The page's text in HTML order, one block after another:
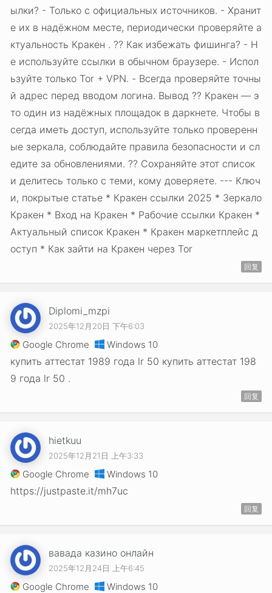
ылки? - Только с официальных источников. - Хранит
е их в надёжном месте, периодически проверяйте а
ктуальность Кракен . ?? Как избежать фишинга? - Н
е используйте ссылки в обычном браузере. - Испол
ьзуйте только Tor + VPN. - Всегда проверяйте точны
й адрес перед вводом логина. Вывод ?? Кракен — э
то один из надёжных площадок в даркнете. Чтобы в
сегда иметь доступ, используйте только проверенн
ые зеркала, соблюдайте правила безопасности и сл
едите за обновлениями. ?? Сохраняйте этот список
и делитесь только с теми, кому доверяете. --- Ключ
и, покрытые статье * Кракен ссылки 2025 * Зеркало
Кракен * Вход на Кракен * Рабочие ссылки Кракен *
Актуальный список Кракен * Кракен маркетплейс д
оступ * Как зайти на Кракен через Tor
回复
Diplomi_mzpi
2025年12月20日 下午6:03
Google Chrome Windows 10
купить аттестат 1989 года lr 50 купить аттестат 198
9 года lr 50 .
回复
hietkuu
2025年12月21日 上午3:33
Google Chrome Windows 10
https://justpaste.it/mh7uc
回复
вавада казино онлайн
2025年12月24日 上午6:45
Google Chrome Windows 10